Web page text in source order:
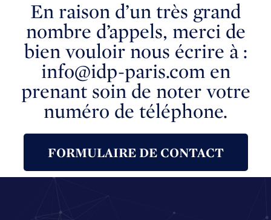
En raison d’un très grand
nombre d’appels, merci de
bien vouloir nous écrire à :
info@idp-paris.com en
prenant soin de noter votre
numéro de téléphone.
FORMULAIRE DE CONTACT